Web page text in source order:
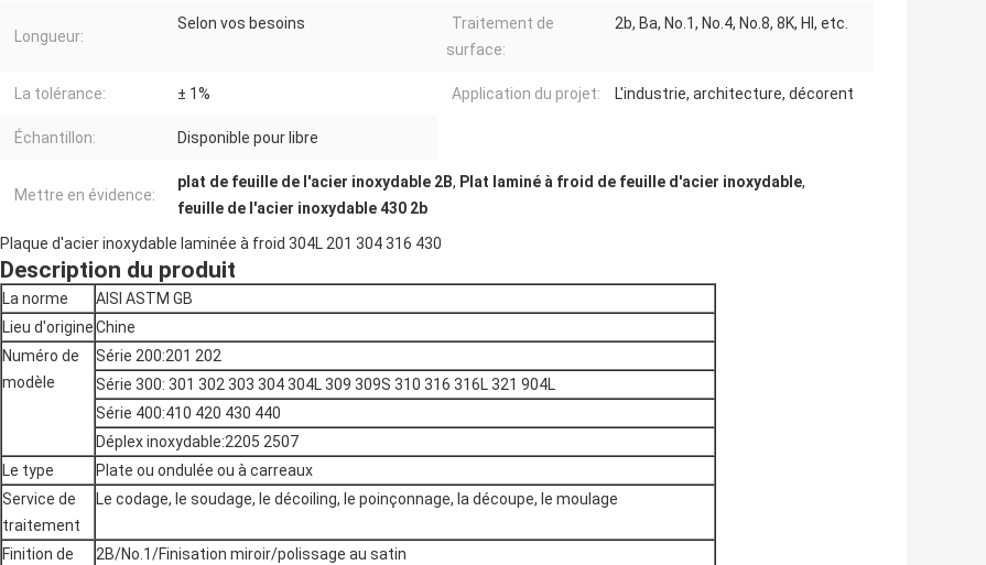
Longueur:
Selon vos besoins
Traitement de
surface:
2b, Ba, No.1, No.4, No.8, 8K, Hl, etc.
La tolérance: ± 1% Application du projet: L'industrie, architecture, décorent
Échantillon: Disponible pour libre
Mettre en évidence:
plat de feuille de l'acier inoxydable 2B, Plat laminé à froid de feuille d'acier inoxydable,
feuille de l'acier inoxydable 430 2b
Plaque d'acier inoxydable laminée à froid 304L 201 304 316 430
Description du produit
La norme
AISI ASTM GB
Lieu d'origineChine
Numéro de
modèle
Série 200:201 202
Série 300: 301 302 303 304 304L 309 309S 310 316 316L 321 904L
Série 400:410 420 430 440
Déplex inoxydable:2205 2507
Le type
Plate ou ondulée ou à carreaux
Service de
traitement
Le codage, le soudage, le décoiling, le poinçonnage, la découpe, le moulage
Finition de
2B/No.1/Finisation miroir/polissage au satin